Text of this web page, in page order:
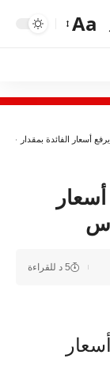
Aa
الفائدة بمقدار ٥٠ نقطة أساس
5 د للقراءة